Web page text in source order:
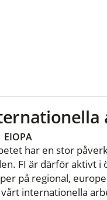
EIOPA
har en stor
FI är därför aktivt
på regional,
internationella